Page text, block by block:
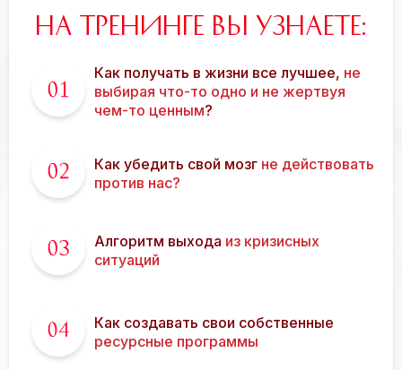
НА ТРЕНИНГЕ ВЫ УЗНАЕТЕ:
Как получать в жизни все лучшее, не
выбирая что-то одно и не жертвуя
чем-то ценным?
Как убедить свой мозг не действовать
против нас?
Алгоритм выхода из кризисных
ситуаций
Как создавать свои собственные
ресурсные программы